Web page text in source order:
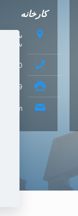
کارخانه
ساوه،
شهدای
(86) 98+
(86) 98+